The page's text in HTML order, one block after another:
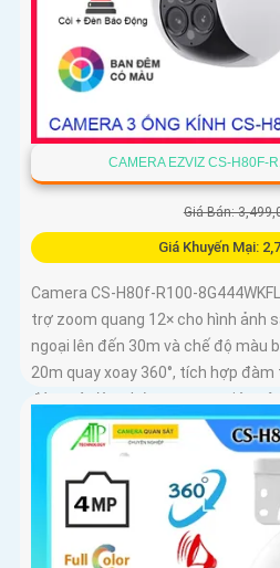
CAMERA EZVIZ CS-H80F-
Giá Bán:
Giá Khuyến Mại:
Camera CS-H80f-R100-
trợ zoom quang 12× cho hình ảnh
ngoại lên đến 30m và chế độ màu
20m quay xoay 360°, tích hợp
động và đèn chớp, camera giúp
Đạt chuẩn IP67 có khả năng
động ổn định trong mọi điều kiện